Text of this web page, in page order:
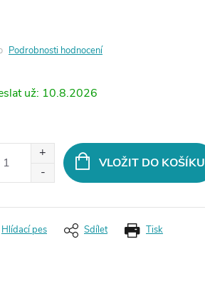
Podrobnosti hodnocení
10.8.2026
VLOŽIT DO KOŠÍKU
Tisk
Hlídací pes Sdílet